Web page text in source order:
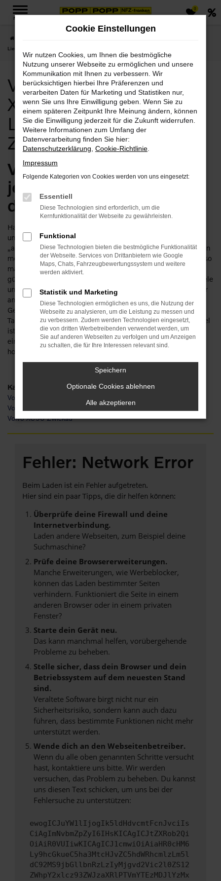
Zum
MENÜ
0
Lieferservice nach Zwickau
Volvo Zwickau, Volvo
XC90 Angebote mit
Lieferservice nach
Zwickau
Volvo XC90 in Zwickau –
jetzt einsteigen und
durchstarten
Haben Sie Lust, schon bald in Ihrem Volvo XC90 in Zwickau
unterwegs zu sein? Dann lassen Sie uns gemeinsam daran
„arbeiten“. Keine Sorge: wir verfügen über eine Erfahrung von
mehr als 110 Jahren im Automobilbereich und haben schon so
manchen Traum erfüllt. So werden auch Sie staunen, wie
günstig ein Volvo XC90 für Zwickau zu haben ist und wie viele
unterschiedliche Möglichkeiten existieren. Die Rede ist unter
anderem von einem Neuwagen. Oder einem
Gebrauchtfahrzeug, einem Jahreswagen, einer
Tageszulassung. Die Ideen gehen uns nicht aus und unser Ziel
ist Ihre Mobilität in Zwickau. Dass der Volvo XC90 hierfür
eines der am Besten geeigneten Fahrzeuge ist, braucht
hoffentlich nicht zusätzlich erwähnt zu werden.
Kategorie
Volvo XC90 Gebrauchtwagen Zwickau
Volvo XC90 Neuwagen Zwickau
Volvo XC90 Zwickau
Fehler: Network Error
Beim Laden ist ein Fehler aufgetreten.
Hier sind ein paar Tipps, die dir helfen können:
Überprüfe deine Firewall und deine
Internetverbindung.
Laden andere Webseiten, zum Beispiel deine
Suchmaschine?
Prüfe deine Browsererweiterungen.
Manche Erweiterungen, wie Werbeblocker,
können das Laden bestimmter Seiten
verhindern. Funktioniert die Seite in einem
anderen Browser oder in einem privaten
Fenster?
Starte dein Gerät neu.
Das kann manchmal helfen, vorübergehende
Probleme zu beheben.
Stelle sicher, dass dein Browser und dein
Betriebssystem auf dem neuesten Stand
sind.
Veraltete Software birgt nicht nur ein
Sicherheitsrisiko, sondern kann auch dazu
führen, dass bestimmte Funktionen nicht mehr
unterstützt werden.
Wende dich an den Webseitenbetreiber.
Wenn du alle oben genannten Schritte versucht
hast, kontaktiere uns bitte. Wir werden
versuchen, das Problem zu beheben. Du kannst
uns diesen Text schicken, um uns bei der
Fehlersuche zu unterstützen:
ewogICJuYW1lIjogIk5ldHdvcmtFcnJvciIs
CiAgImNvbmZpZyI6IHsKICAgICJtZXRob2Qi
OiAiR0VUIiwKICAgICJ1cmwiOiAiaHR0cHM6
Ly9hcGkueC5ha3MtcHJvZC5hdWRhcmlzLm5l
dC92MS9jbGllbnRzLzIyMjgvd2Vic2l0ZS12
ZWhpY2xlcz93ZWJzaXRlPTVmYTEzMDJlYzMx
Cookie Einstellungen
Wir nutzen Cookies, um Ihnen die bestmögliche
Nutzung unserer Webseite zu ermöglichen und unsere
Kommunikation mit Ihnen zu verbessern. Wir
berücksichtigen hierbei Ihre Präferenzen und
verarbeiten Daten für Marketing und Statistiken nur,
wenn Sie uns Ihre Einwilligung geben. Wenn Sie zu
einem späteren Zeitpunkt Ihre Meinung ändern, können
Sie die Einwilligung jederzeit für die Zukunft widerrufen.
Weitere Informationen zum Umfang der
Datenverarbeitung finden Sie hier:
Datenschutzerklärung Cookie-Richtlinie
Impressum
Folgende Kategorien von Cookies werden von uns eingesetzt:
Essentiell
Diese Technologien sind erforderlich, um die
Kernfunktionalität der Webseite zu gewährleisten.
Funktional
Diese Technologien bieten die bestmögliche Funktionalität
der Webseite. Services von Drittanbietern wie Google
Maps, Chats, Fahrzeugbewertungssystem und weitere
werden aktiviert.
Statistik und Marketing
Diese Technologien ermöglichen es uns, die Nutzung der
Webseite zu analysieren, um die Leistung zu messen und
zu verbessern. Zudem werden Technologien eingesetzt,
die von dritten Werbetreibenden verwendet werden, um
Sie auf anderen Webseiten zu verfolgen und um Anzeigen
zu schalten, die für Ihre Interessen relevant sind.
Speichern
Optionale Cookies ablehnen
Alle akzeptieren